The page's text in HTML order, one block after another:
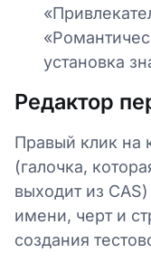
установка
Редактор
Правый клик на
(галочка,
выходит из
имени, черт и
создания